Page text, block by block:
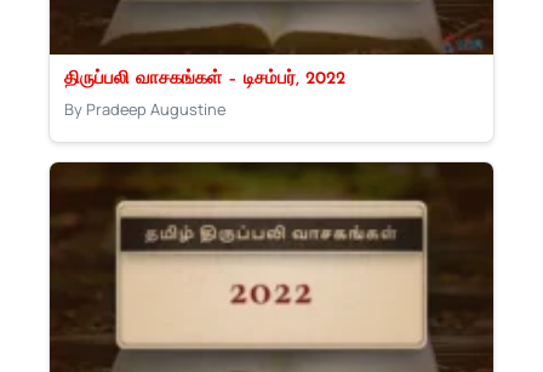
திருப்பலி வாசகங்கள் – டிசம்பர், 2022
By Pradeep Augustine